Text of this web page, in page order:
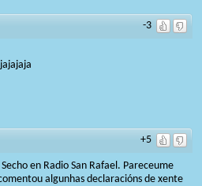
-3
+5
en Radio San Rafael. Pareceume
algunhas declaracións de xente